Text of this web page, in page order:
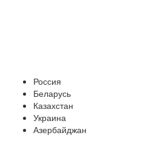
Россия
Беларусь
Казахстан
Украина
Азербайджан